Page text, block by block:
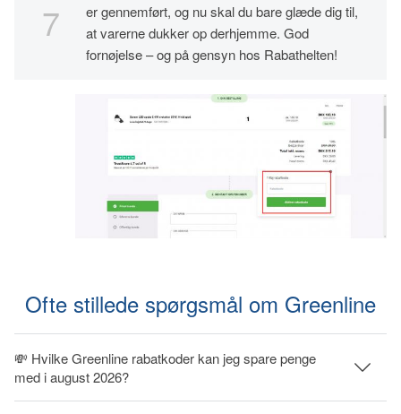
er gennemført, og nu skal du bare glæde dig til,
at varerne dukker op derhjemme. God
fornøjelse – og på gensyn hos Rabathelten!
Ofte stillede spørgsmål om Greenline
💸 Hvilke Greenline rabatkoder kan jeg spare penge
med i august 2026?